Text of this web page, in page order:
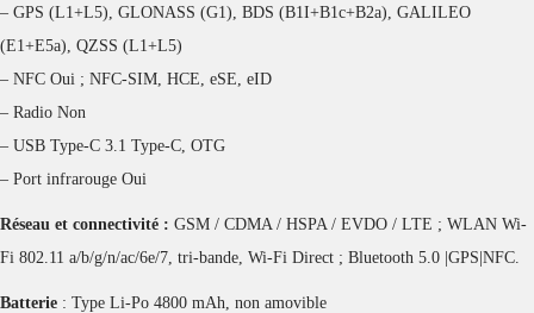
– GPS (L1+L5), GLONASS (G1), BDS (B1I+B1c+B2a), GALILEO
(E1+E5a), QZSS (L1+L5)
– NFC Oui ; NFC-SIM, HCE, eSE, eID
– Radio Non
– USB Type-C 3.1 Type-C, OTG
– Port infrarouge Oui
Réseau et connectivité : GSM / CDMA / HSPA / EVDO / LTE ; WLAN Wi-
Fi 802.11 a/b/g/n/ac/6e/7, tri-bande, Wi-Fi Direct ; Bluetooth 5.0 |GPS|NFC.
Batterie : Type Li-Po 4800 mAh, non amovible